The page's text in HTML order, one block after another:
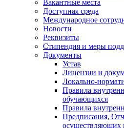
Вакантные места
Доступная среда
Международное
Новости
Реквизиты
Стипендия и меры
Документы
Устав
Лицензии и
Локально-
Правила
обучающихся
Правила
Предписания,
осуществляющих